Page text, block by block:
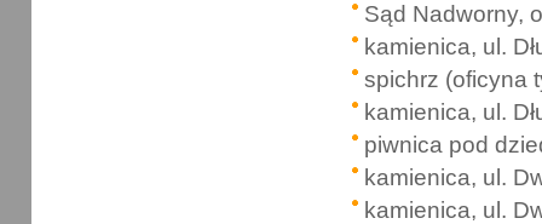
Sąd Nadworny,
kamienica, ul.
spichrz (oficyna
kamienica, ul.
piwnica pod
kamienica, ul.
kamienica, ul.